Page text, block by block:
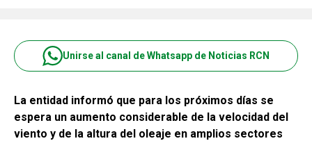
Unirse al canal de Whatsapp de Noticias RCN
La entidad informó que para los próximos días se
espera un aumento considerable de la velocidad del
viento y de la altura del oleaje en amplios sectores